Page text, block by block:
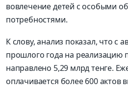
вовлечение детей с особыми
потребностями.
К слову, анализ показал, что с
прошлого года на
направлено 5,29 млрд тенге.
оплачивается более 600 актов